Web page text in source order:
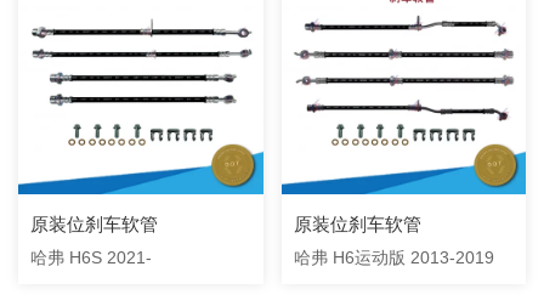
原装位刹车软管
哈弗 H6S 2021-
原装位刹车软管
哈弗 H6运动版 2013-2019